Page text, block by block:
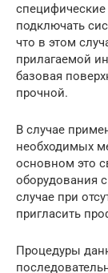
подключать
что в этом
прилагаемой
базовая
прочной.
В случае
необходимых
основном это
оборудования
случае при
пригласить
Процедуры